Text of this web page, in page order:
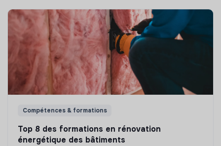
Compétences & formations
Top 8 des formations en rénovation
énergétique des bâtiments